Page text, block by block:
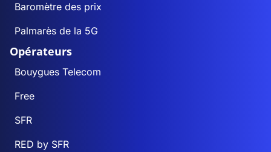
Baromètre des prix
Palmarès de la 5G
Opérateurs
Bouygues Telecom
Free
SFR
RED by SFR